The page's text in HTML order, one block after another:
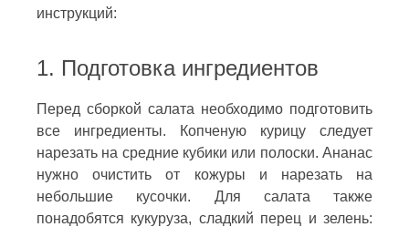
инструкций:
1. Подготовка ингредиентов
Перед сборкой салата необходимо подготовить
все ингредиенты. Копченую курицу следует
нарезать на средние кубики или полоски. Ананас
нужно очистить от кожуры и нарезать на
небольшие кусочки. Для салата также
понадобятся кукуруза, сладкий перец и зелень: